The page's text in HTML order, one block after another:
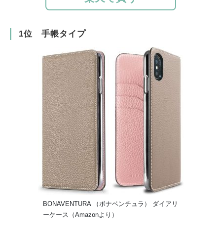
1位 手帳タイプ
BONAVENTURA （ボナベンチュラ） ダイアリ
ーケース（Amazonより）